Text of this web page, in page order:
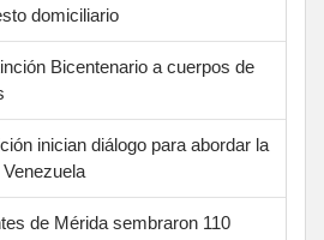
domiciliario
Bicentenario a cuerpos de
inician diálogo para abordar la
de Mérida sembraron 110